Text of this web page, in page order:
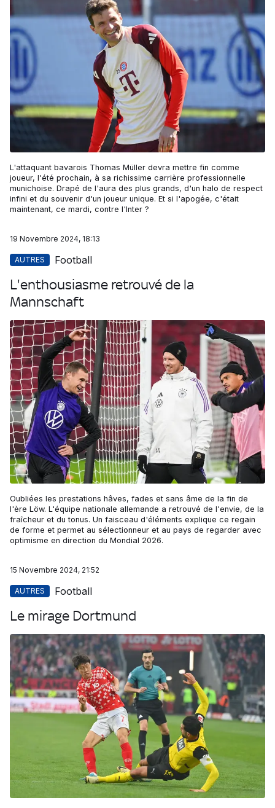
L'attaquant bavarois Thomas Müller devra mettre fin comme
joueur, l'été prochain, à sa richissime carrière professionnelle
munichoise. Drapé de l'aura des plus grands, d'un halo de respect
infini et du souvenir d'un joueur unique. Et si l'apogée, c'était
maintenant, ce mardi, contre l'Inter ?
19 Novembre 2024, 18:13
AUTRES Football
L'enthousiasme retrouvé de la
Mannschaft
Oubliées les prestations hâves, fades et sans âme de la fin de
l'ère Löw. L'équipe nationale allemande a retrouvé de l'envie, de la
fraîcheur et du tonus. Un faisceau d'éléments explique ce regain
de forme et permet au sélectionneur et au pays de regarder avec
optimisme en direction du Mondial 2026.
15 Novembre 2024, 21:52
AUTRES Football
Le mirage Dortmund